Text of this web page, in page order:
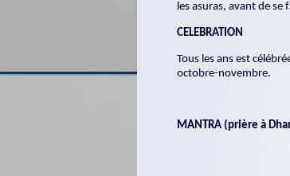
les asuras, avant de
CELEBRATION
Tous les ans est
octobre-novembre.
MANTRA (prière à